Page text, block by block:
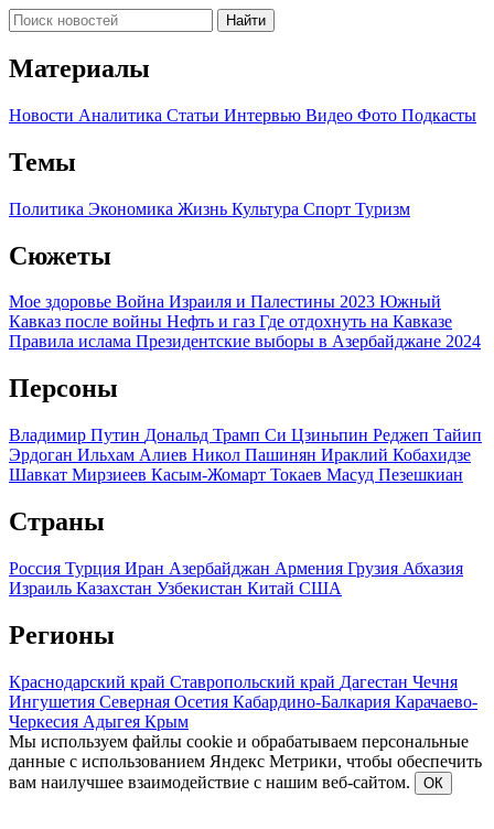
Найти
Материалы
Новости Аналитика Статьи Интервью Видео Фото Подкасты
Темы
Политика Экономика Жизнь Культура Спорт Туризм
Сюжеты
Мое здоровье Война Израиля и Палестины 2023 Южный
Кавказ после войны Нефть и газ Где отдохнуть на Кавказе
Правила ислама Президентские выборы в Азербайджане 2024
Персоны
Владимир Путин Дональд Трамп Си Цзиньпин Реджеп Тайип
Эрдоган Ильхам Алиев Никол Пашинян Ираклий Кобахидзе
Шавкат Мирзиеев Касым-Жомарт Токаев Масуд Пезешкиан
Страны
Россия Турция Иран Азербайджан Армения Грузия Абхазия
Израиль Казахстан Узбекистан Китай США
Регионы
Краснодарский край Ставропольский край Дагестан Чечня
Ингушетия Северная Осетия Кабардино-Балкария Карачаево-
Черкесия Адыгея Крым
Мы используем файлы cookie и обрабатываем персональные
данные с использованием Яндекс Метрики, чтобы обеспечить
вам наилучшее взаимодействие с нашим веб-сайтом.
ОК